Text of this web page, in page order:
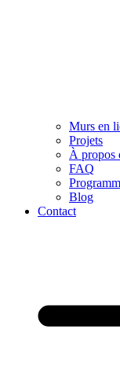
Murs en
Projets
À propos
FAQ
Blog
Contact